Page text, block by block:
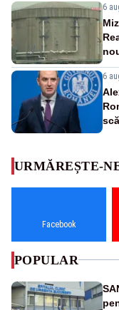
6
6
URMĂREȘTE-
Facebook
POPULAR